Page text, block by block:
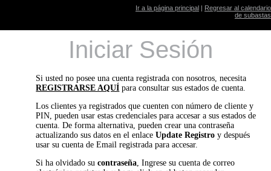
Ir a la página principal | Regresar al calendario
de subastas
Iniciar Sesión
Si usted no posee una cuenta registrada con nosotros, necesita
REGISTRARSE AQUÍ para consultar sus estados de cuenta.
Los clientes ya registrados que cuenten con número de cliente y
PIN, pueden usar estas credenciales para accesar a sus estados de
cuenta. De forma alternativa, pueden crear una contraseña
actualizando sus datos en el enlaceUpdate Registro y después
usar su cuenta de Email registrada para accesar.
Si ha olvidado sucontraseña, Ingrese su cuenta de correo